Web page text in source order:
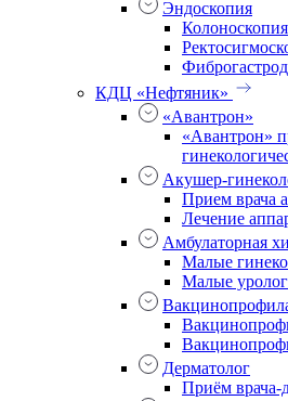
Эндоскопия
Колоноскопия
КДЦ «Нефтяник»
«Авантрон»
«Авантрон»
Акушер-
Прием врача
Лечение
Амбулаторная
Малые
Малые
Дерматолог
Приём врача-